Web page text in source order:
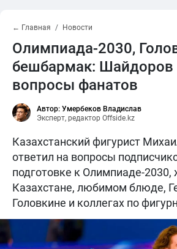
← Главная Новости
Олимпиада-2030,
бешбармак: Шайдоров
вопросы фанатов
Автор: Умербеков Владислав
Эксперт, редактор Offside.kz
Казахстанский фигурист
ответил на вопросы
подготовке к Олимпиаде-2030,
Казахстане, любимом блюде,
Головкине и коллегах по